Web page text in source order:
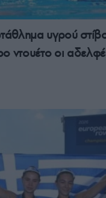
υγρού
ντουέτο οι